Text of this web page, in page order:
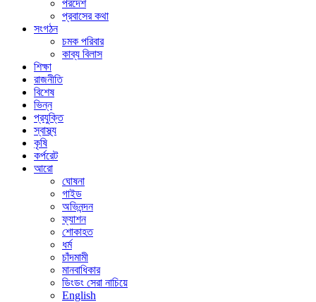
পরদেশ
প্রবাসের কথা
সংগঠন
চমক পরিবার
কাব্য বিলাস
শিক্ষা
রাজনীতি
বিশেষ
ভিন্ন
প্রযুক্তি
স্বাস্থ্য
কৃষি
কর্পরেট
আরো
ঘোষনা
গাইড
অভিনন্দন
ফ্যাশন
শোকাহত
ধর্ম
চাঁদমামী
মানবাধিকার
ডিংডং সেরা নাচিয়ে
English